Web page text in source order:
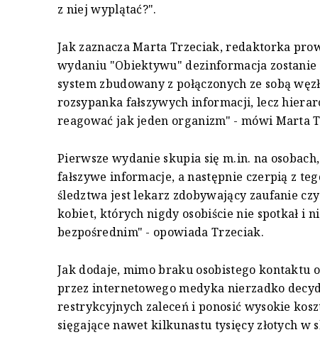
z niej wyplątać?".
Jak zaznacza Marta Trzeciak, redaktorka
wydaniu "Obiektywu" dezinformacja zostanie
system zbudowany z połączonych ze sobą
rozsypanka fałszywych informacji, lecz
reagować jak jeden organizm" - mówi Marta
Pierwsze wydanie skupia się m.in. na
fałszywe informacje, a następnie czerpią z
śledztwa jest lekarz zdobywający zaufanie
kobiet, których nigdy osobiście nie spotkał i
bezpośrednim" - opowiada Trzeciak.
Jak dodaje, mimo braku osobistego kontaktu
przez internetowego medyka nierzadko
restrykcyjnych zaleceń i ponosić wysokie
sięgające nawet kilkunastu tysięcy złotych w